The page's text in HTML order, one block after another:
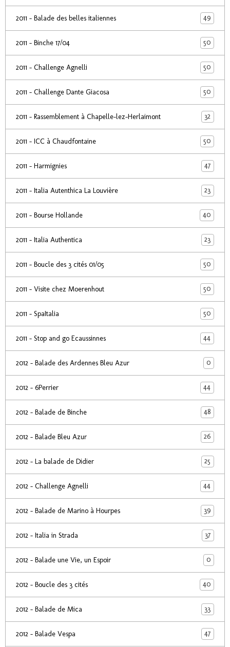
2011 - Balade des belles italiennes 49
2011 - Binche 17/04 50
2011 - Challenge Agnelli 50
2011 - Challenge Dante Giacosa 50
2011 - Rassemblement à Chapelle-lez-Herlaimont 32
2011 - ICC à Chaudfontaine 50
2011 - Harmignies 47
2011 - Italia Autenthica La Louvière 23
2011 - Bourse Hollande 40
2011 - Italia Authentica 23
2011 - Boucle des 3 cités 01/05 50
2011 - Visite chez Moerenhout 50
2011 - SpaItalia 50
2011 - Stop and go Ecaussinnes 44
2012 - Balade des Ardennes Bleu Azur 0
2012 - 6Perrier 44
2012 - Balade de Binche 48
2012 - Balade Bleu Azur 26
2012 - La balade de Didier 25
2012 - Challenge Agnelli 44
2012 - Balade de Marino à Hourpes 39
2012 - Italia in Strada 37
2012 - Balade une Vie, un Espoir 0
2012 - Boucle des 3 cités 40
2012 - Balade de Mica 33
2012 - Balade Vespa 47